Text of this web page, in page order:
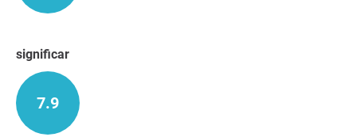
significar
7.9